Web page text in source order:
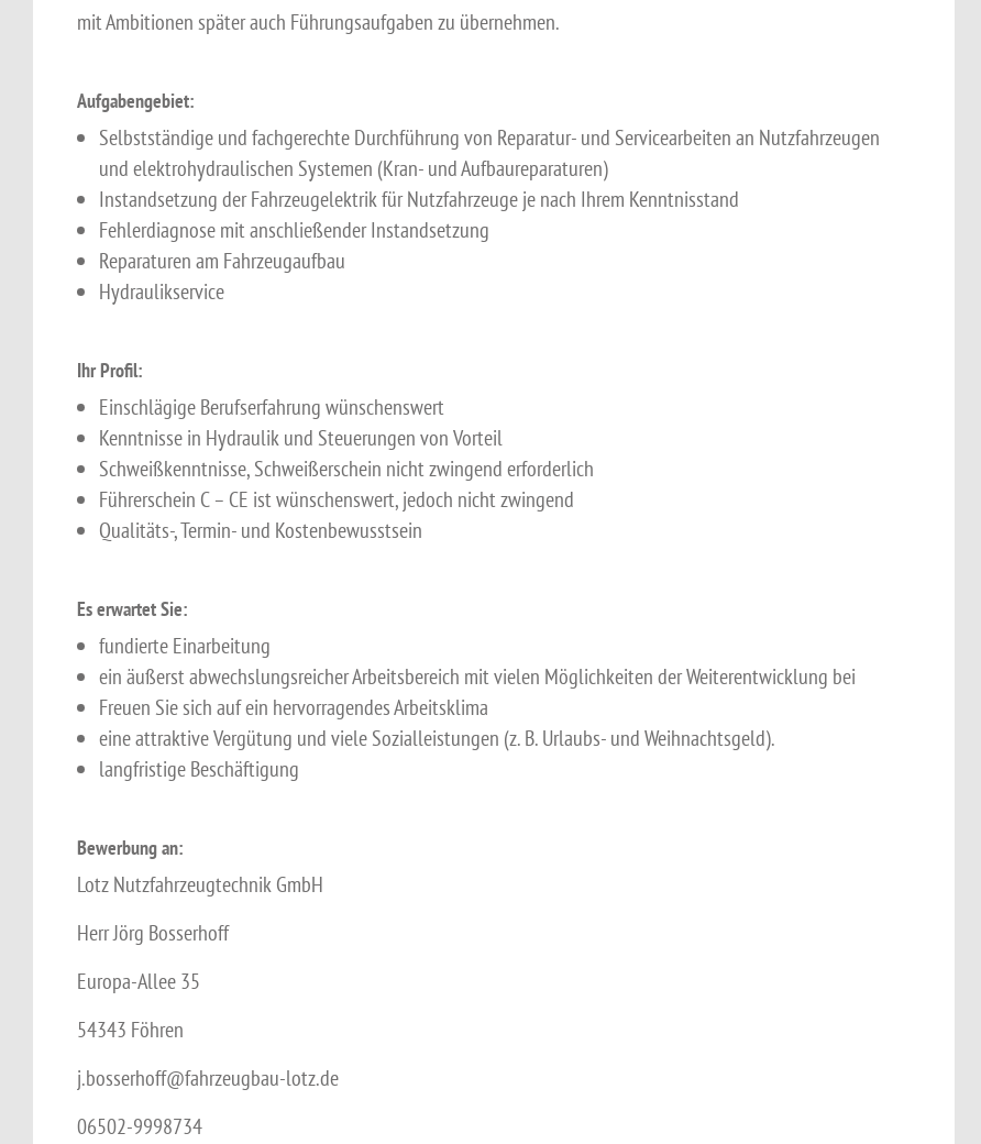
mit Ambitionen später auch Führungsaufgaben zu übernehmen.
Aufgabengebiet:
Selbstständige und fachgerechte Durchführung von Reparatur- und Servicearbeiten an Nutzfahrzeugen
und elektrohydraulischen Systemen (Kran- und Aufbaureparaturen)
Instandsetzung der Fahrzeugelektrik für Nutzfahrzeuge je nach Ihrem Kenntnisstand
Fehlerdiagnose mit anschließender Instandsetzung
Reparaturen am Fahrzeugaufbau
Hydraulikservice
Ihr Profil:
Einschlägige Berufserfahrung wünschenswert
Kenntnisse in Hydraulik und Steuerungen von Vorteil
Schweißkenntnisse, Schweißerschein nicht zwingend erforderlich
Führerschein C – CE ist wünschenswert, jedoch nicht zwingend
Qualitäts-, Termin- und Kostenbewusstsein
Es erwartet Sie:
fundierte Einarbeitung
ein äußerst abwechslungsreicher Arbeitsbereich mit vielen Möglichkeiten der Weiterentwicklung bei
Freuen Sie sich auf ein hervorragendes Arbeitsklima
eine attraktive Vergütung und viele Sozialleistungen (z. B. Urlaubs- und Weihnachtsgeld).
langfristige Beschäftigung
Bewerbung an:
Lotz Nutzfahrzeugtechnik GmbH
Herr Jörg Bosserhoff
Europa-Allee 35
54343 Föhren
j.bosserhoff@fahrzeugbau-lotz.de
06502-9998734